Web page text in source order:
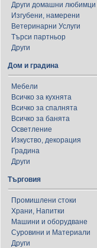
Други домашни любимци
Изгубени, намерени
Ветеринарни Услуги
Търси партньор
Други
Дом и градина
Мебели
Всичко за кухнята
Всичко за спалнята
Всичко за банята
Осветление
Изкуство, декорация
Градина
Други
Търговия
Промишлени стоки
Храни, Напитки
Машини и оборудване
Суровини и Материали
Други